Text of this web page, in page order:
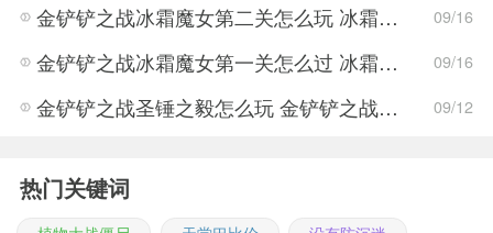
金铲铲之战冰霜魔女第二关怎么玩 冰霜魔女第二关玩法思路 09/16
金铲铲之战冰霜魔女第一关怎么过 冰霜魔女第一关通关攻略 09/16
金铲铲之战圣锤之毅怎么玩 金铲铲之战圣锤之毅玩法攻略 09/12
热门关键词